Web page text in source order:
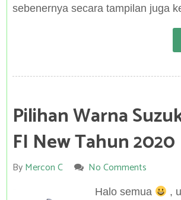
sebenernya secara tampilan juga
Pilihan Warna
FI New Tahun 2020
ByMercon C No Comments
Halo semua
,